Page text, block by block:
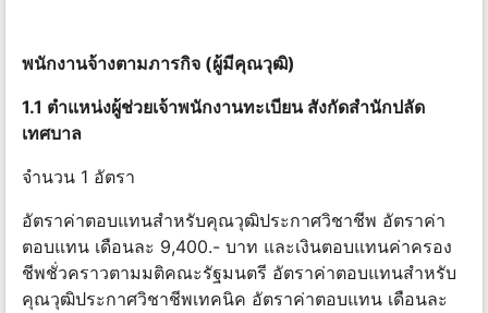
พนักงานจ้างตามภารกิจ (ผู้มีคุณวุฒิ)
1.1 ตําแหน่งผู้ช่วยเจ้าพนักงานทะเบียน สังกัดสํานักปลัด
เทศบาล
จํานวน 1 อัตรา
อัตราค่าตอบแทนสําหรับคุณวุฒิประกาศวิชาชีพ อัตราค่า
ตอบแทน เดือนละ 9,400.- บาท และเงินตอบแทนค่าครอง
ชีพชั่วคราวตามมติคณะรัฐมนตรี อัตราค่าตอบแทนสําหรับ
คุณวุฒิประกาศวิชาชีพเทคนิค อัตราค่าตอบแทน เดือนละ